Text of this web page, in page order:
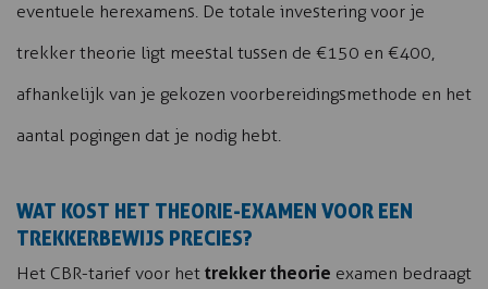
eventuele herexamens. De totale investering voor je
trekker theorie ligt meestal tussen de €150 en €400,
afhankelijk van je gekozen voorbereidingsmethode en het
aantal pogingen dat je nodig hebt.
WAT KOST HET THEORIE-EXAMEN VOOR EEN
TREKKERBEWIJS PRECIES?
Het CBR-tarief voor het trekker theorie examen bedraagt